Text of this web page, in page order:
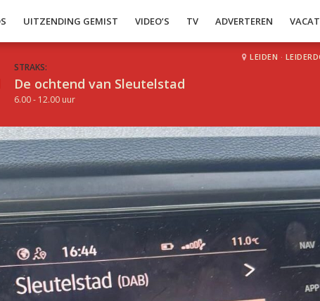
UITZENDING GEMIST VIDEO’S TV ADVERTEREN
STRAKS:
De ochtend van Sleutelstad
6.00 - 12.00 uur
LEIDEN ·